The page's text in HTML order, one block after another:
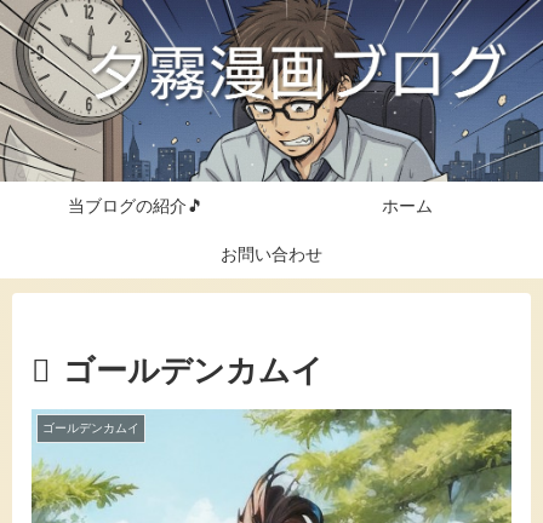
当ブログの紹介🎵 ホーム
お問い合わせ
ゴールデンカムイ
ゴールデンカムイ